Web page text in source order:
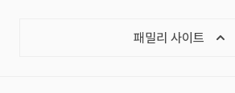
패밀리 사이트